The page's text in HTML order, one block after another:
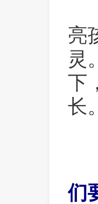
亮
灵
下
长。
们